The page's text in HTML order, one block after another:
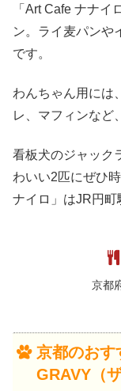
「Art Cafe ナナ
ン。ライ麦パンや
です。
わんちゃん用には
レ、マフィンなど
看板犬のジャック
わいい2匹にぜひ
ナイロ」はJR円町
京都
京都のおす
GRAVY（